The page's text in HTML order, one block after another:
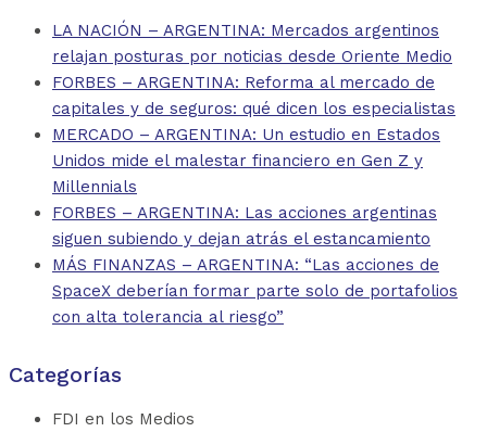
LA NACIÓN – ARGENTINA: Mercados argentinos
relajan posturas por noticias desde Oriente Medio
FORBES – ARGENTINA: Reforma al mercado de
capitales y de seguros: qué dicen los especialistas
MERCADO – ARGENTINA: Un estudio en Estados
Unidos mide el malestar financiero en Gen Z y
Millennials
FORBES – ARGENTINA: Las acciones argentinas
siguen subiendo y dejan atrás el estancamiento
MÁS FINANZAS – ARGENTINA: “Las acciones de
SpaceX deberían formar parte solo de portafolios
con alta tolerancia al riesgo”
Categorías
FDI en los Medios